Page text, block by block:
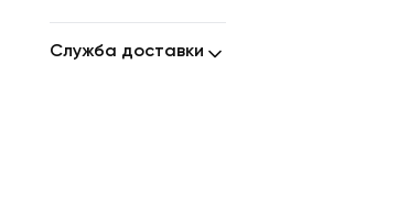
Служба доставки